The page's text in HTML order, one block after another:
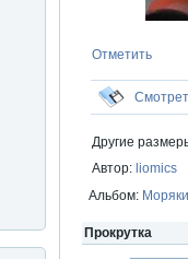
Отметить
Другие
Автор: liomics
Альбом:
Прокрутка